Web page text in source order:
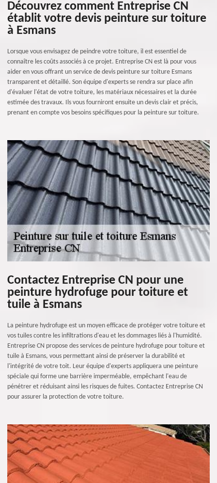
Découvrez comment Entreprise CN
établit votre devis peinture sur toiture
à Esmans
Lorsque vous envisagez de peindre votre toiture, il est essentiel de
connaître les coûts associés à ce projet. Entreprise CN est là pour vous
aider en vous offrant un service de devis peinture sur toiture Esmans
transparent et détaillé. Son équipe d'experts se rendra sur place afin
d'évaluer l'état de votre toiture, les matériaux nécessaires et la durée
estimée des travaux. Ils vous fourniront ensuite un devis clair et précis,
prenant en compte vos besoins spécifiques pour la peinture sur toiture.
Contactez Entreprise CN pour une
peinture hydrofuge pour toiture et
tuile à Esmans
La peinture hydrofuge est un moyen efficace de protéger votre toiture et
vos tuiles contre les infiltrations d'eau et les dommages liés à l'humidité.
Entreprise CN propose des services de peinture hydrofuge pour toiture et
tuile à Esmans, vous permettant ainsi de préserver la durabilité et
l'intégrité de votre toit. Leur équipe d'experts appliquera une peinture
spéciale qui forme une barrière imperméable, empêchant l'eau de
pénétrer et réduisant ainsi les risques de fuites. Contactez Entreprise CN
pour assurer la protection de votre toiture.